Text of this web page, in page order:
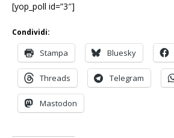
[yop_poll id=”3″]
Condividi:
Stampa Bluesky
Threads Telegram
Mastodon